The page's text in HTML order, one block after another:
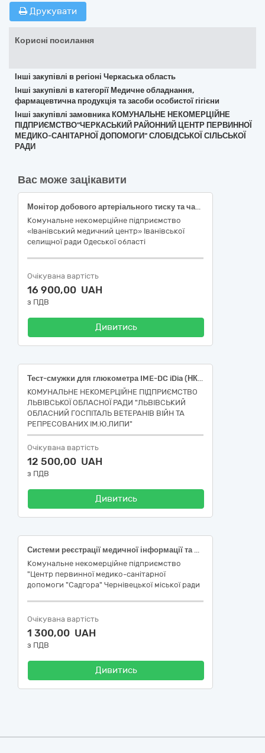
Друкувати
Корисні посилання
Інші закупівлі в регіоні Черкаська область
Інші закупівлі в категорії Медичне обладнання,
фармацевтична продукція та засоби особистої гігієни
Інші закупівлі замовника КОМУНАЛЬНЕ НЕКОМЕРЦІЙНЕ
ПІДПРИЄМСТВО"ЧЕРКАСЬКИЙ РАЙОННИЙ ЦЕНТР ПЕРВИННОЇ
МЕДИКО-САНІТАРНОЇ ДОПОМОГИ" СЛОБІДСЬКОЇ СІЛЬСЬКОЇ
РАДИ
Вас може зацікавити
Монітор добового артеріального тиску та частоти серцевих скорочень Heaco ABPM50 ( або еквівалент) за кодом ДК 021:2015 33120000-7 «Системи реєстрації медичної інформації та дослідне обладнання» (НК 024:2023:36888 Реєстратор амбулаторний для тривалого моніторингу артеріального тиску)
Комунальне некомерційне підприємство
«Іванівський медичний центр» Іванівської
селищної ради Одеської області
Очікувана вартість
16 900,00 UAH
з ПДВ
Дивитись
Тест-смужки для глюкометра IME-DC iDia (НК 024:2023: 53304 Глюкоза IVD, набір, колориметрична тест-стрічка, експрес-аналіз / НК 031:2024: W0101060101 тест-смужки для вимірювання рівня глюкози); Стрічка діаграмна 110х25 (12) зовн. (НК 024:2023: 16754 Папір для реєстрації електрокардіограми / НК 031:2024: Z12050385 Електрокардіографи - витратні матеріали); Папір для відеопринтерів 110x20 110S (НК 024: 2023: 61901 – Папір для медичного принтеру / НК 031:2024: Z11040185 УЛЬТРАЗВУКОВІ СКАНЕРИ – ВИТРАТНІ МАТЕРІАЛИ)
КОМУНАЛЬНЕ НЕКОМЕРЦІЙНЕ ПІДПРИЄМСТВО
ЛЬВІВСЬКОЇ ОБЛАСНОЇ РАДИ "ЛЬВІВСЬКИЙ
ОБЛАСНИЙ ГОСПІТАЛЬ ВЕТЕРАНІВ ВІЙН ТА
РЕПРЕСОВАНИХ ІМ.Ю.ЛИПИ"
Очікувана вартість
12 500,00 UAH
з ПДВ
Дивитись
Системи реєстрації медичної інформації та дослідне обладнання
Комунальне некомерційне підприємство
"Центр первинної медико-санітарної
допомоги "Садгора" Чернівецької міської ради
Очікувана вартість
1 300,00 UAH
з ПДВ
Дивитись